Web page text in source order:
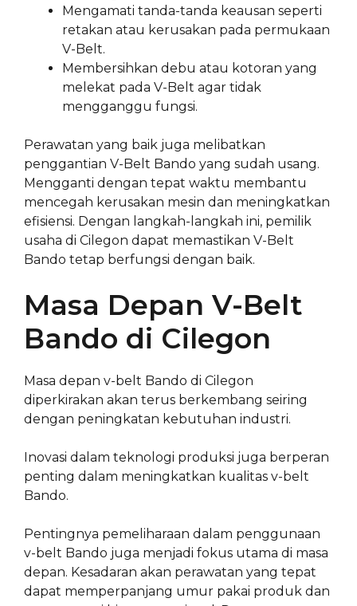
Mengamati tanda-tanda keausan seperti
retakan atau kerusakan pada permukaan
V-Belt.
Membersihkan debu atau kotoran yang
melekat pada V-Belt agar tidak
mengganggu fungsi.
Perawatan yang baik juga melibatkan
penggantian V-Belt Bando yang sudah usang.
Mengganti dengan tepat waktu membantu
mencegah kerusakan mesin dan meningkatkan
efisiensi. Dengan langkah-langkah ini, pemilik
usaha di Cilegon dapat memastikan V-Belt
Bando tetap berfungsi dengan baik.
Masa Depan V-Belt
Bando di Cilegon
Masa depan v-belt Bando di Cilegon
diperkirakan akan terus berkembang seiring
dengan peningkatan kebutuhan industri.
Inovasi dalam teknologi produksi juga berperan
penting dalam meningkatkan kualitas v-belt
Bando.
Pentingnya pemeliharaan dalam penggunaan
v-belt Bando juga menjadi fokus utama di masa
depan. Kesadaran akan perawatan yang tepat
dapat memperpanjang umur pakai produk dan